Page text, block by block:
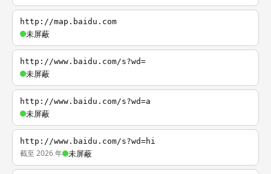
http://map.baidu.com
未屏蔽
http://www.baidu.com/s?wd=
未屏蔽
http://www.baidu.com/s?wd=a
未屏蔽
http://www.baidu.com/s?wd=hi
截至 2026 年 未屏蔽